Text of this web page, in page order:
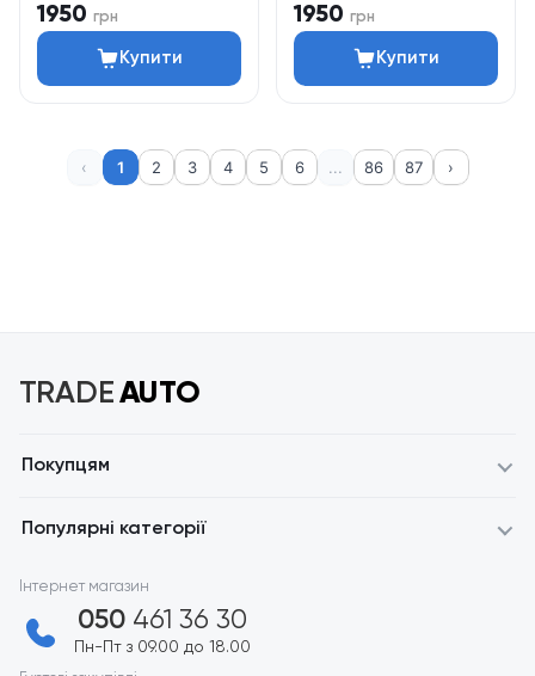
1950 грн
Купити
1950 грн
Купити
‹ 1 2 3 4 5 6 ... 86 87 ›
TRADEAUTO
Інтернет магазин
050 461 36 30
Пн-Пт з 09.00 до 18.00
Покупцям
Популярні категорії